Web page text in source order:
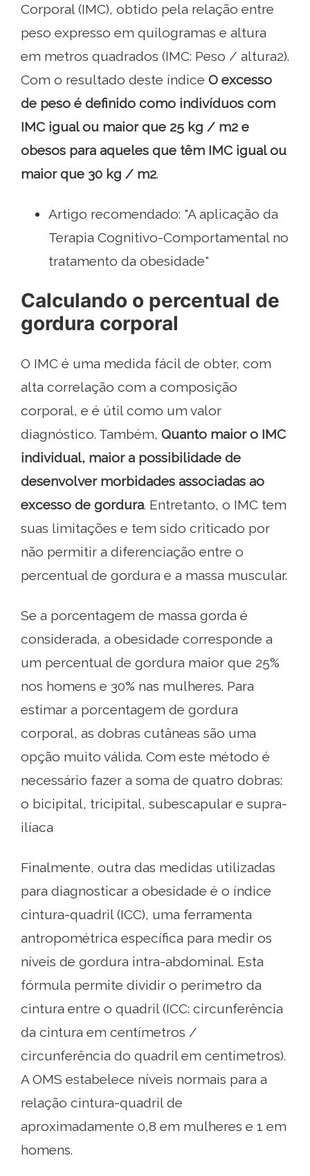
Corporal (IMC), obtido pela relação entre
peso expresso em quilogramas e altura
em metros quadrados (IMC: Peso / altura2).
Com o resultado deste índice O excesso
de peso é definido como indivíduos com
IMC igual ou maior que 25 kg / m2 e
obesos para aqueles que têm IMC igual ou
maior que 30 kg / m2.
Artigo recomendado: "A aplicação da
Terapia Cognitivo-Comportamental no
tratamento da obesidade"
Calculando o percentual de
gordura corporal
O IMC é uma medida fácil de obter, com
alta correlação com a composição
corporal, e é útil como um valor
diagnóstico. Também, Quanto maior o IMC
individual, maior a possibilidade de
desenvolver morbidades associadas ao
excesso de gordura. Entretanto, o IMC tem
suas limitações e tem sido criticado por
não permitir a diferenciação entre o
percentual de gordura e a massa muscular.
Se a porcentagem de massa gorda é
considerada, a obesidade corresponde a
um percentual de gordura maior que 25%
nos homens e 30% nas mulheres. Para
estimar a porcentagem de gordura
corporal, as dobras cutâneas são uma
opção muito válida. Com este método é
necessário fazer a soma de quatro dobras:
o bicipital, tricipital, subescapular e supra-
ilíaca
Finalmente, outra das medidas utilizadas
para diagnosticar a obesidade é o índice
cintura-quadril (ICC), uma ferramenta
antropométrica específica para medir os
níveis de gordura intra-abdominal. Esta
fórmula permite dividir o perímetro da
cintura entre o quadril (ICC: circunferência
da cintura em centímetros /
circunferência do quadril em centímetros).
A OMS estabelece níveis normais para a
relação cintura-quadril de
aproximadamente 0,8 em mulheres e 1 em
homens.